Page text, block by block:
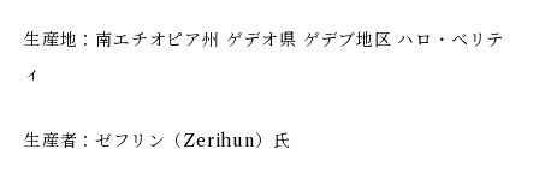
生産地：南エチオピア州 ゲデオ県 ゲデブ地区 ハロ・ベリテ
ィ
生産者：ゼフリン（Zerihun）氏